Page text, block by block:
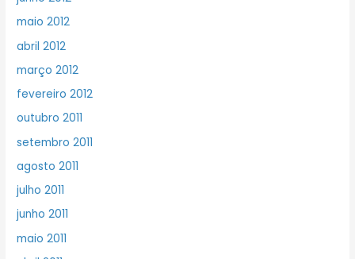
maio 2012
abril 2012
março 2012
fevereiro 2012
outubro 2011
setembro 2011
agosto 2011
julho 2011
junho 2011
maio 2011